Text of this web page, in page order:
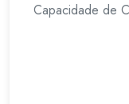
Capacidade de